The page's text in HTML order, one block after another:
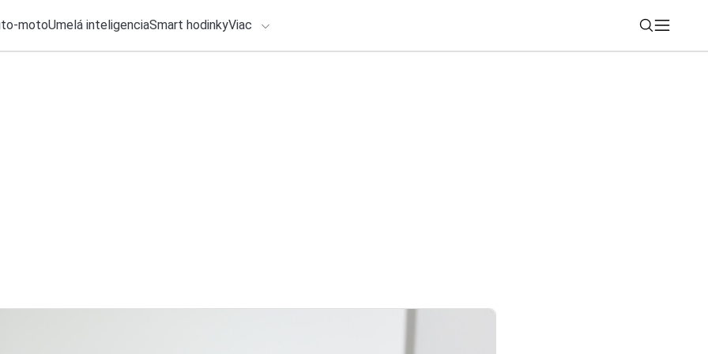
motoUmelá inteligenciaSmart hodinkyViac